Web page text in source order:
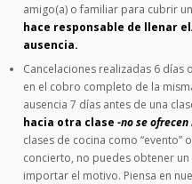
amigo(a) o familiar para cubrir
hace responsable de llenar
ausencia.
Cancelaciones realizadas 6 días
en el cobro completo de la
ausencia 7 días antes de una
hacia otra clase-no se
clases de cocina como “evento”
concierto, no puedes obtener
importar el motivo. Piensa en